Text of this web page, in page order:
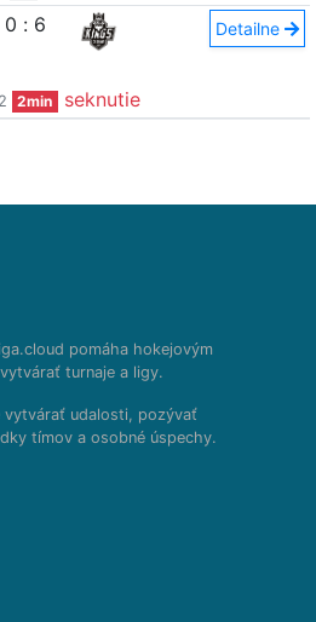
0 : 6 Detailne
2min seknutie
pomáha hokejovým
turnaje a ligy.
vytvárať udalosti, pozývať
tímov a osobné úspechy.